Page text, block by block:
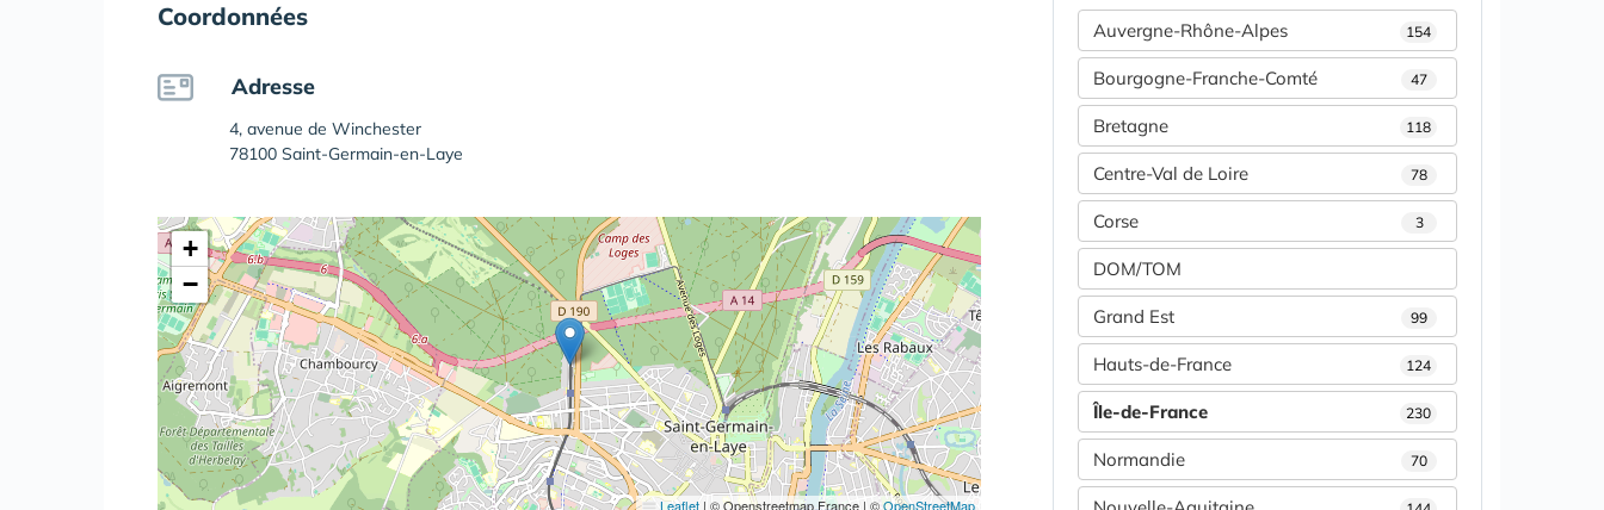
Coordonnées
Adresse
4, avenue de Winchester
78100 Saint-Germain-en-Laye
+
−
Leaflet | © Openstreetmap France | ©OpenStreetMap
Auvergne-Rhône-Alpes 154
Bourgogne-Franche-Comté 47
Bretagne 118
Centre-Val de Loire 78
Corse 3
DOM/TOM
Grand Est 99
Hauts-de-France 124
Île-de-France 230
Normandie 70